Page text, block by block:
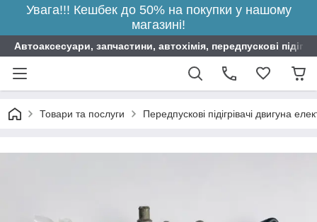
Увага!!! Кешбек до 50% на покупки у нашому
магазині!
Автоаксесуари, запчастини, автохімія, передпускові
Товари та послуги Передпускові підігрівачі двигуна